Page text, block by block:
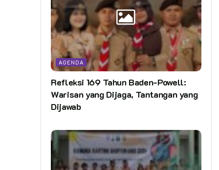
AGENDA
Refleksi 169 Tahun Baden-Powell:
Warisan yang Dijaga, Tantangan yang
Dijawab